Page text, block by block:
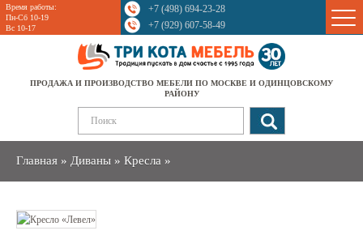
Время работы:
Пн-Сб 10-19
Вс 10-17
+7 (498) 694-23-28
+7 (929) 607-58-49
ПРОДАЖА И ПРОИЗВОДСТВО МЕБЕЛИ ПО МОСКВЕ И ОДИНЦОВСКОМУ
РАЙОНУ
Главная » Диваны » Кресла »
Sale